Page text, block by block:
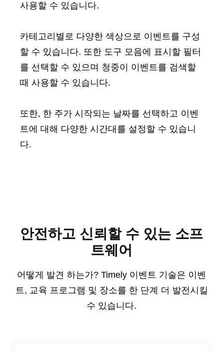
사용할 수 있습니다.
카테고리별로 다양한 색상으로 이벤트를 구성
할 수 있습니다. 또한 도구 모음에 표시할 필터
를 선택할 수 있으며 청중이 이벤트를 검색할
때 사용할 수 있습니다.
또한, 한 주가 시작되는 날짜를 선택하고 이벤
트에 대해 다양한 시간대를 설정할 수 있습니
다.
안전하고 신뢰할 수 있는 소프
트웨어
어떻게 발견 하는가? Timely 이벤트 기술은 이벤
트, 교육 프로그램 및 장소를 한 단계 더 발전시킬
수 있습니다.